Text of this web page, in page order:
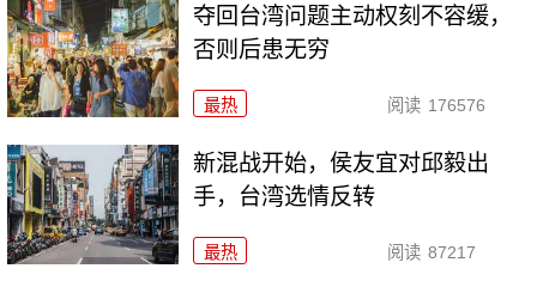
夺回台湾问题主动权刻不容缓，
否则后患无穷
最热 阅读 176576
新混战开始，侯友宜对邱毅出
手，台湾选情反转
最热 阅读 87217